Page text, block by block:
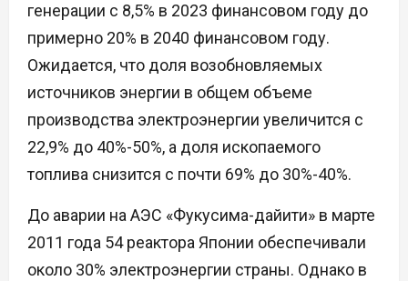
генерации с 8,5% в 2023 финансовом году до
примерно 20% в 2040 финансовом году.
Ожидается, что доля возобновляемых
источников энергии в общем объеме
производства электроэнергии увеличится с
22,9% до 40%-50%, а доля ископаемого
топлива снизится с почти 69% до 30%-40%.
До аварии на АЭС «Фукусима-дайити» в марте
2011 года 54 реактора Японии обеспечивали
около 30% электроэнергии страны. Однако в